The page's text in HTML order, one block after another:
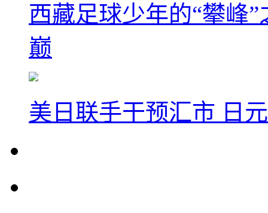
西藏足球少年的“攀峰
巅
美日联手干预汇市 日